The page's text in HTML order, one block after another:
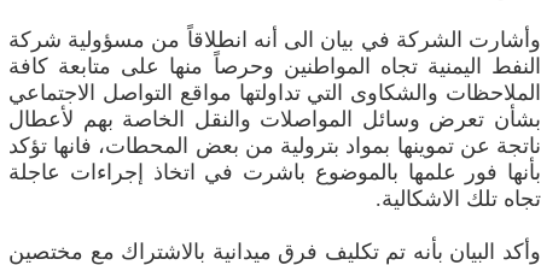
وأشارت الشركة في بيان الى أنه انطلاقاً من مسؤولية شركة
النفط اليمنية تجاه المواطنين وحرصاً منها على متابعة كافة
الملاحظات والشكاوى التي تداولتها مواقع التواصل الاجتماعي
بشأن تعرض وسائل المواصلات والنقل الخاصة بهم لأعطال
ناتجة عن تموينها بمواد بترولية من بعض المحطات، فانها تؤكد
بأنها فور علمها بالموضوع باشرت في اتخاذ إجراءات عاجلة
تجاه تلك الاشكالية.
وأكد البيان بأنه تم تكليف فرق ميدانية بالاشتراك مع مختصين